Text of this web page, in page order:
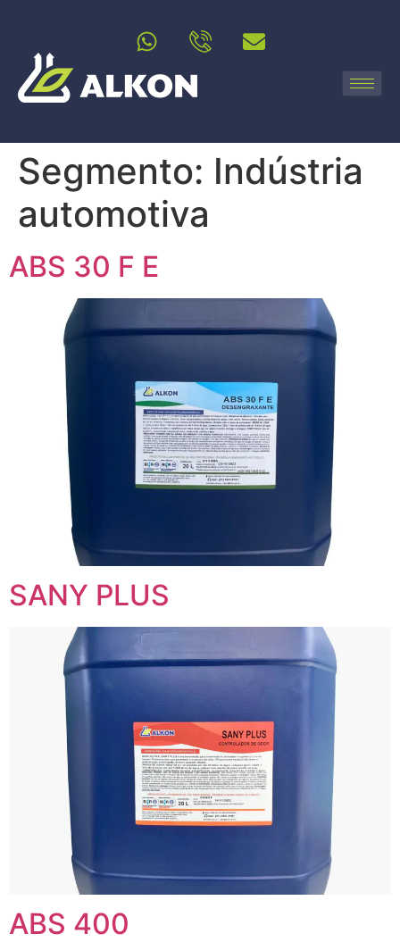
Segmento: Indústria
automotiva
ABS 30 F E
SANY PLUS
ABS 400